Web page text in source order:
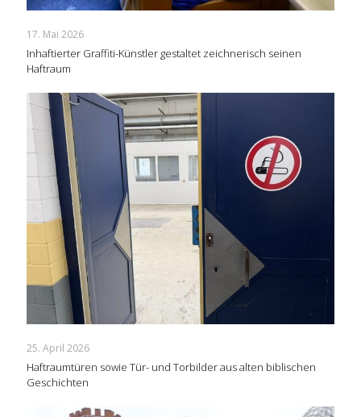
17. Mai 2026
Inhaftierter Graffiti-Künstler gestaltet zeichnerisch seinen
Haftraum
25. April 2026
Haftraumtüren sowie Tür- und Torbilder aus alten biblischen
Geschichten